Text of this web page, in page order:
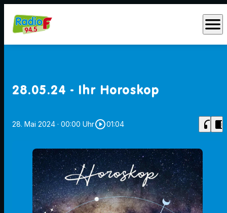
menu
28.05.24 - Ihr Horoskop
28. Mai 2024 · 00:00 Uhrplay_circle_outline01:04 headphones chrome_reader_mode